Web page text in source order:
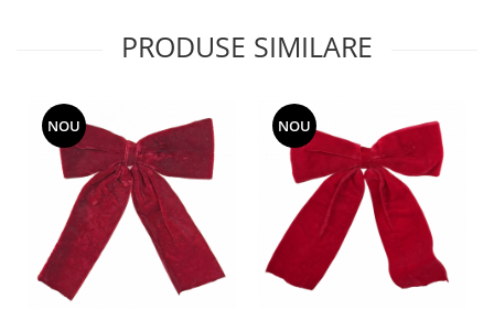
PRODUSE SIMILARE
NOU NOU